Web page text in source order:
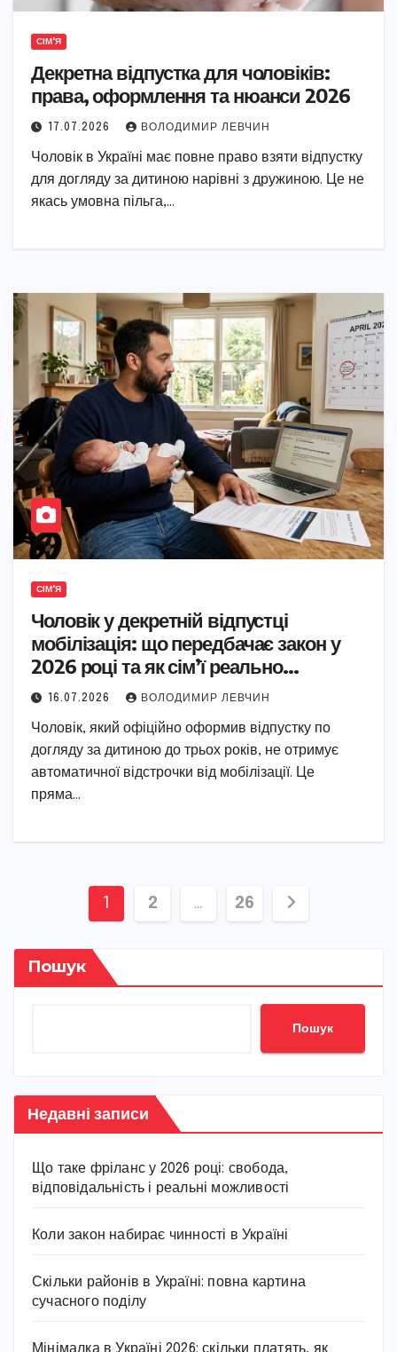
СІМ'Я
Декретна відпустка для чоловіків:
права, оформлення та нюанси 2026
17.07.2026 ВОЛОДИМИР ЛЕВЧИН
Чоловік в Україні має повне право взяти відпустку
для догляду за дитиною нарівні з дружиною. Це не
якась умовна пільга,…
СІМ'Я
Чоловік у декретній відпустці
мобілізація: що передбачає закон у
2026 році та як сім’ї реально
захистити себе
16.07.2026 ВОЛОДИМИР ЛЕВЧИН
Чоловік, який офіційно оформив відпустку по
догляду за дитиною до трьох років, не отримує
автоматичної відстрочки від мобілізації. Це
пряма…
Пагінація
записів
1 2 … 26
Пошук
Пошук
Недавні записи
Що таке фріланс у 2026 році: свобода,
відповідальність і реальні можливості
Коли закон набирає чинності в Україні
Скільки районів в Україні: повна картина
сучасного поділу
Мінімалка в Україні 2026: скільки платять, як